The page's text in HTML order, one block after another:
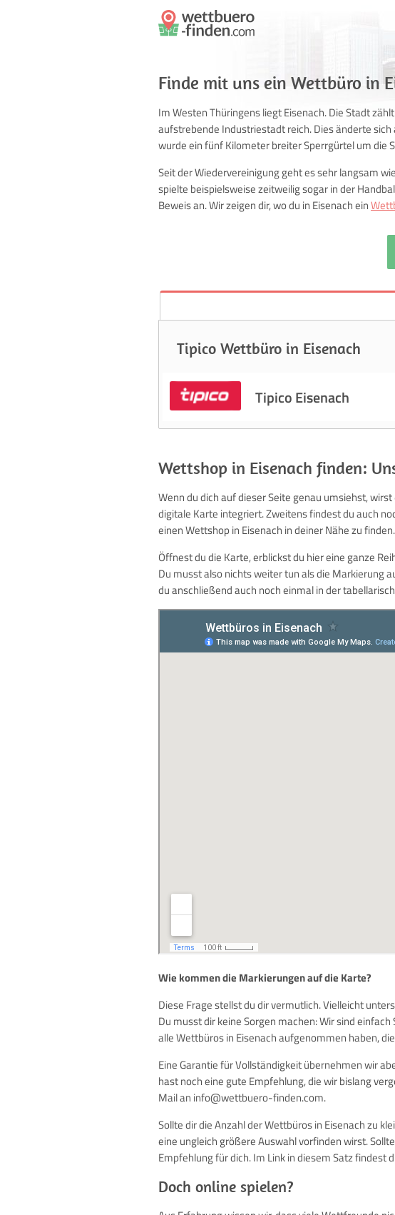
Finde mit uns ein Wettbüro in
Im Westen Thüringens liegt Eisenach. Die Stadt
aufstrebende Industriestadt reich. Dies änderte sich
wurde ein fünf Kilometer breiter Sperrgürtel um
Seit der Wiedervereinigung geht es sehr langsam
spielte beispielsweise zeitweilig sogar in der
Beweis an. Wir zeigen dir, wo du in Eisenach ein
Tipico Wettbüro in Eisenach
Tipico Eisenach
Wettshop in Eisenach finden:
Wenn du dich auf dieser Seite genau umsiehst,
digitale Karte integriert. Zweitens findest du auch
einen Wettshop in Eisenach in deiner Nähe zu finden.
Öffnest du die Karte, erblickst du hier eine ganze
Du musst also nichts weiter tun als die Markierung
du anschließend auch noch einmal in der
Wie kommen die Markierungen auf die Karte?
Diese Frage stellst du dir vermutlich. Vielleicht
Du musst dir keine Sorgen machen: Wir sind
alle Wettbüros in Eisenach aufgenommen haben,
Eine Garantie für Vollständigkeit übernehmen wir
hast noch eine gute Empfehlung, die wir bislang
Mail an info@wettbuero-finden.com.
Sollte dir die Anzahl der Wettbüros in Eisenach zu
eine ungleich größere Auswahl vorfinden wirst.
Empfehlung für dich. Im Link in diesem Satz findest
Doch online spielen?